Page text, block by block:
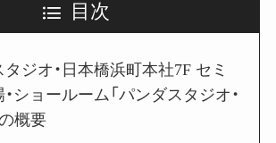
目次
ジオ・日本橋浜町本社7F セミ
ショールーム「パンダスタジオ・
概要